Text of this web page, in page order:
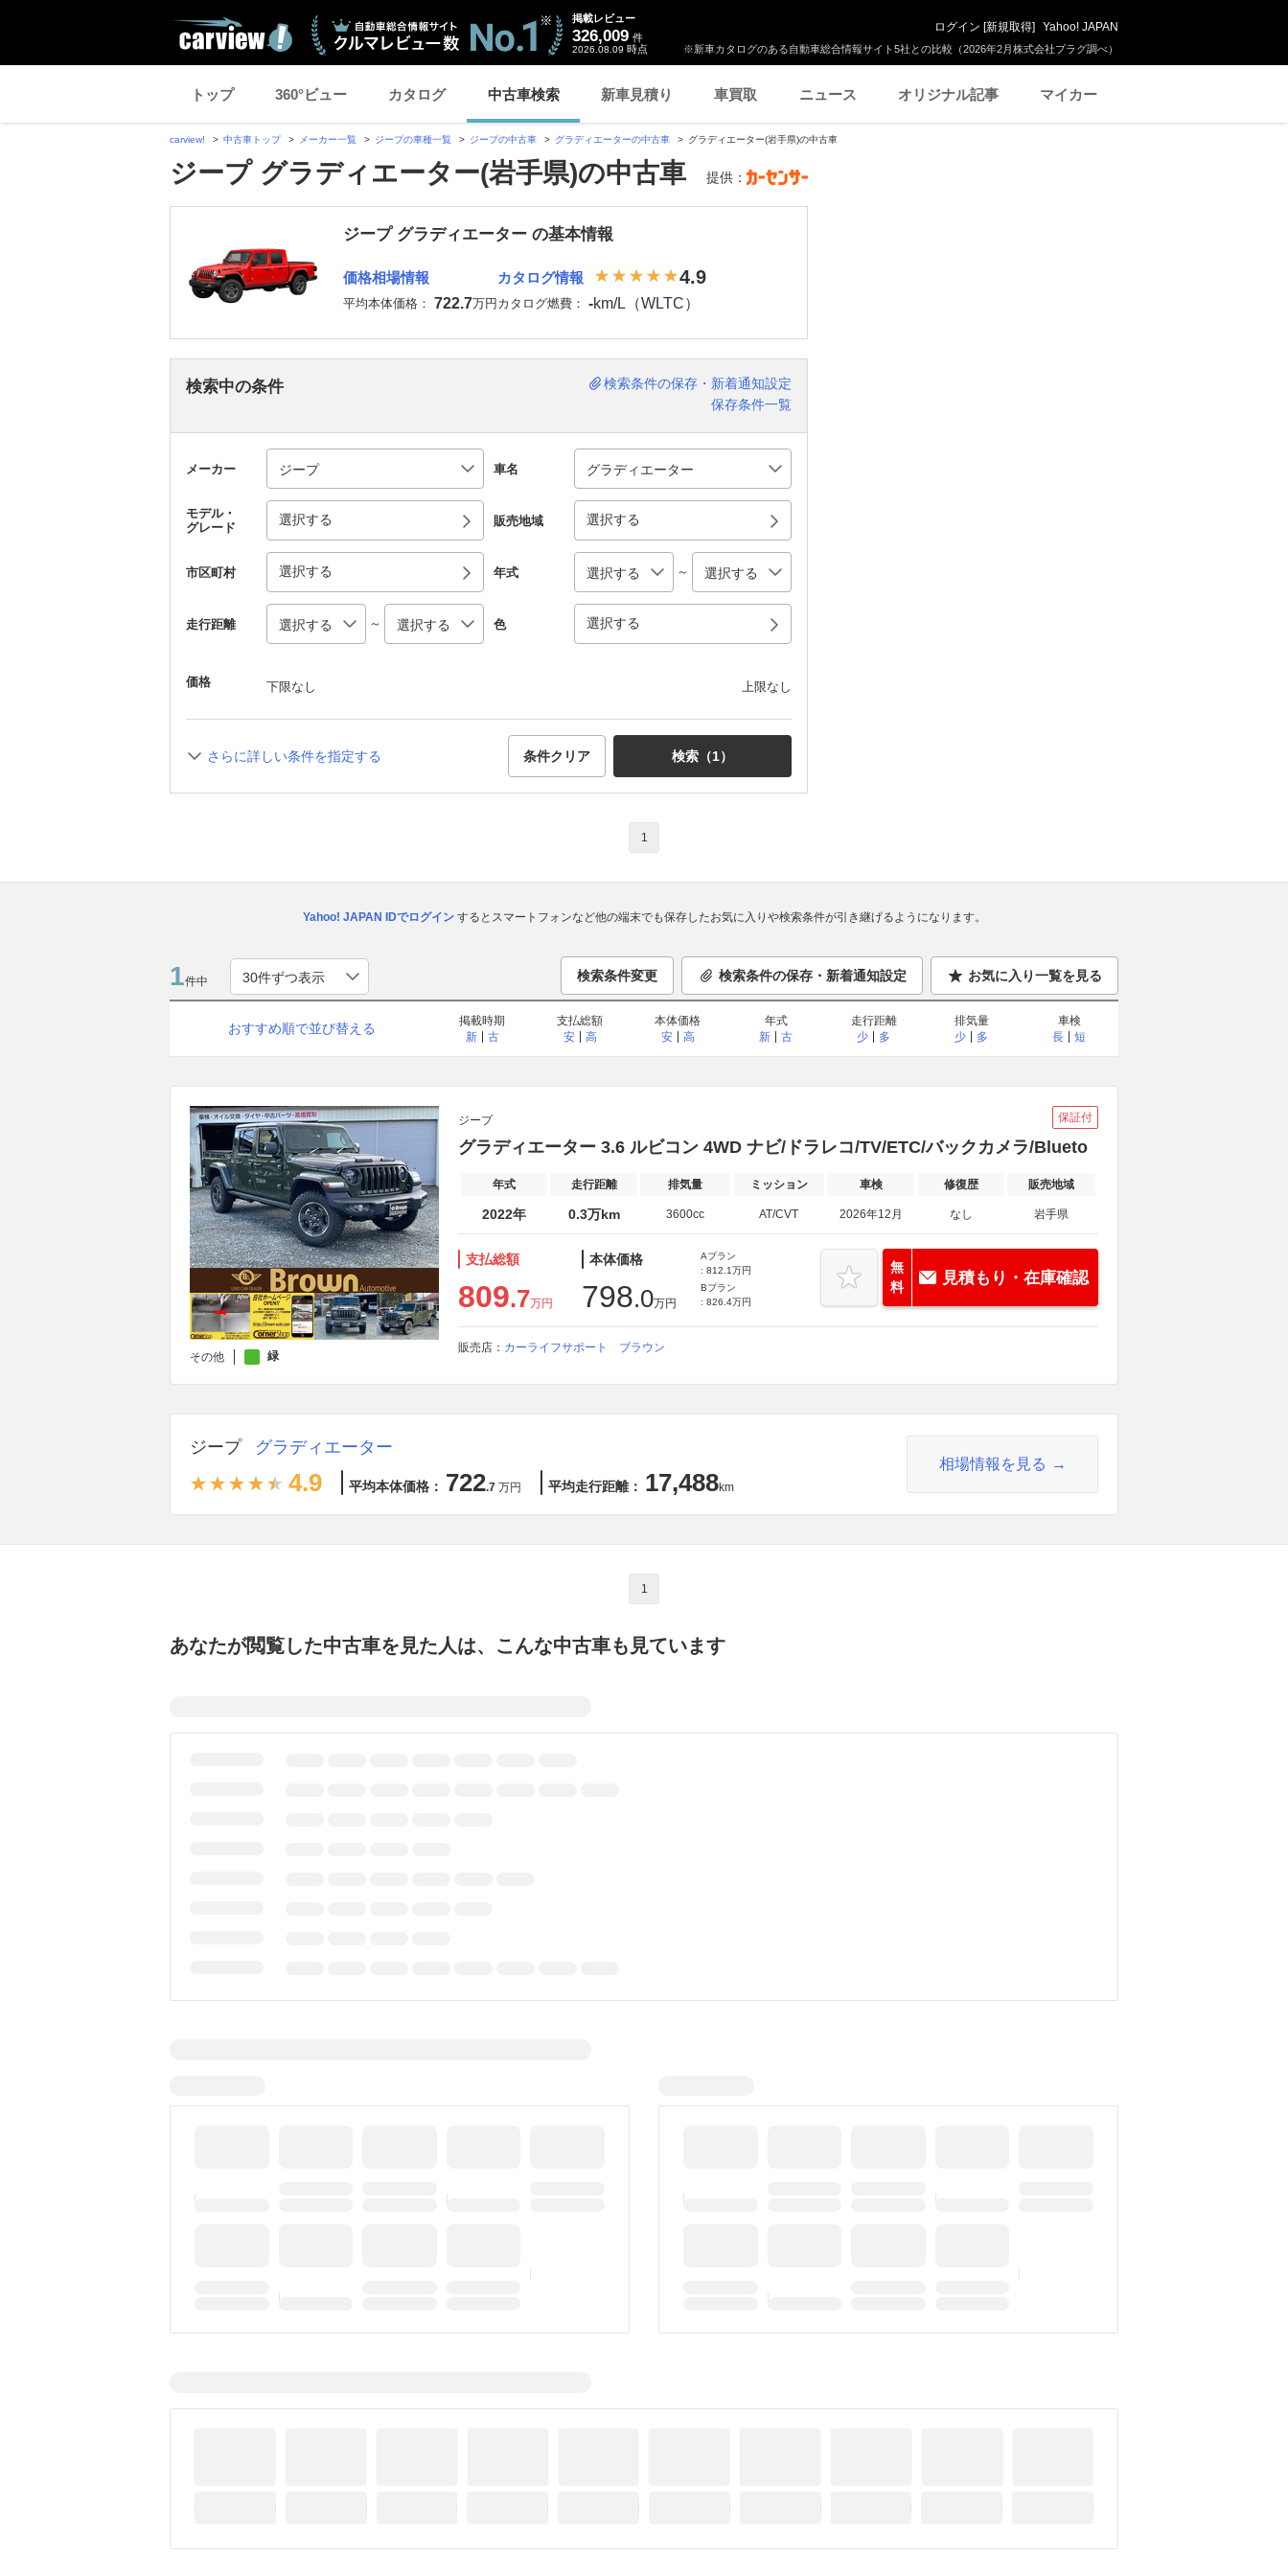
※新車カタログのある自動車総合情報サイト5社との比較（2026年2月株式会社プラグ調べ）
掲載レビュー
326,009 件
2026.08.09 時点
ログイン [新規取得] Yahoo! JAPAN
トップ 360°ビュー カタログ 中古車検索 新車見積り 車買取 ニュース オリジナル記事 マイカー
carview! 中古車トップ メーカー一覧 ジープの車種一覧 ジープの中古車 グラディエーターの中古車 グラディエーター(岩手県)の中古車
ジープ グラディエーター(岩手県)の中古車 提供：
ジープ グラディエーター の基本情報
価格相場情報
平均本体価格： 722.7万円
カタログ情報 4.9
カタログ燃費： -km/L（WLTC）
検索中の条件
検索条件の保存・新着通知設定
保存条件一覧
メーカー 車名
モデル・
グレード
選択する 販売地域 選択する
市区町村 選択する 年式 ～
走行距離 ～ 色 選択する
価格 下限なし 上限なし
さらに詳しい条件を指定する 条件クリア 検索（1）
1
Yahoo! JAPAN IDでログインするとスマートフォンなど他の端末でも保存したお気に入りや検索条件が引き継げるようになります。
1件中 検索条件変更 検索条件の保存・新着通知設定 お気に入り一覧を見る
おすすめ順で並び替える
掲載時期
新
古
支払総額
安
高
本体価格
安
高
年式
新
古
走行距離
少
多
排気量
少
多
車検
長
短
その他 緑
ジープ 保証付
グラディエーター 3.6 ルビコン 4WD ナビ/ドラレコ/TV/ETC/バックカメラ/Blueto
年式 走行距離 排気量 ミッション 車検 修復歴 販売地域
2022年 0.3万km 3600cc AT/CVT 2026年12月 なし 岩手県
支払総額
809.7万円
本体価格
798.0万円
Aプラン
: 812.1万円
Bプラン
: 826.4万円
無
料
見積もり・在庫確認
販売店： カーライフサポート ブラウン
ジープ グラディエーター
4.9 平均本体価格： 722.7 万円 平均走行距離： 17,488km
相場情報を見る
1
あなたが閲覧した中古車を見た人は、こんな中古車も見ています